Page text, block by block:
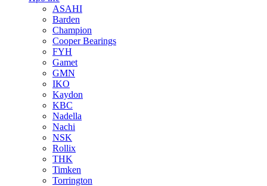
ASAHI
Barden
Champion
Cooper Bearings
FYH
Gamet
GMN
IKO
Kaydon
KBC
Nadella
Nachi
NSK
Rollix
THK
Timken
Torrington